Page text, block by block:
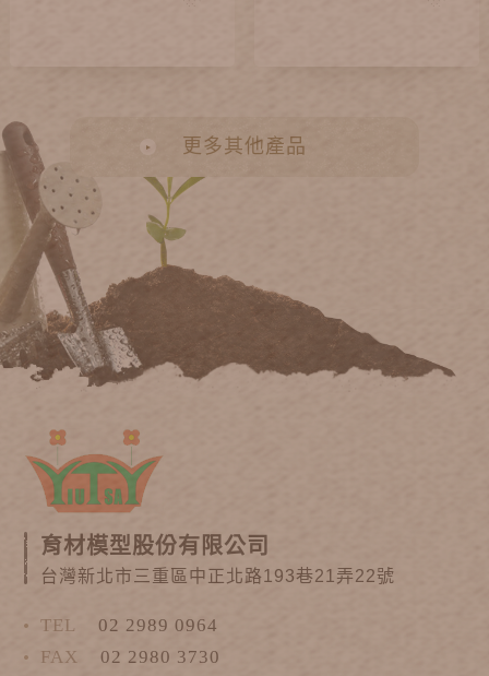
更多其他產品
育材模型股份有限公司
台灣新北市三重區中正北路193巷21弄22號
TEL
02 2989 0964
FAX
02 2980 3730